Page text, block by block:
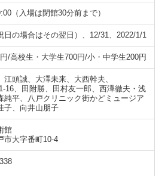
（入場は閉館30分前まで）
日の場合はその翌日）、12/31、2022/1/1
/高校生・大学生700円/小・中学生200円
江頭誠、大澤未来、大西幹夫、
16、田附勝、田村友一郎、西澤徹夫・浅
純平、八戸クリニック街かどミュージア
子、向井山朋子
館
市大字番町10-4